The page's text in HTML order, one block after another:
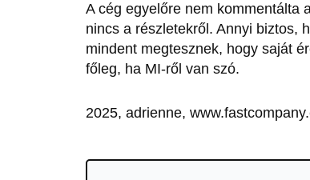
A cég egyelőre nem kommentálta
nincs a részletekről. Annyi biztos,
mindent megtesznek, hogy saját
főleg, ha MI-ről van szó.
2025, adrienne,